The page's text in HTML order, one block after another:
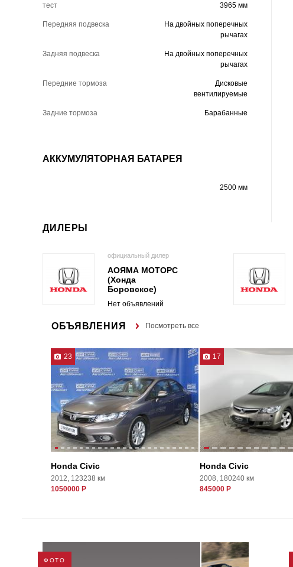
тест 3965 мм
Передняя подвеска
На двойных поперечных
рычагах
Задняя подвеска
На двойных поперечных
рычагах
Передние тормоза
Дисковые
вентилируемые
Задние тормоза Барабанные
АККУМУЛЯТОРНАЯ БАТАРЕЯ
2500 мм
ДИЛЕРЫ
официальный дилер
АОЯМА МОТОРС
(Хонда
Боровское)
Нет объявлений
ОБЪЯВЛЕНИЯ Посмотреть все
23
Honda Civic
2012, 123238 км
1050000 Р
17
Honda Civic
2008, 180240 км
845000 Р
ФОТО